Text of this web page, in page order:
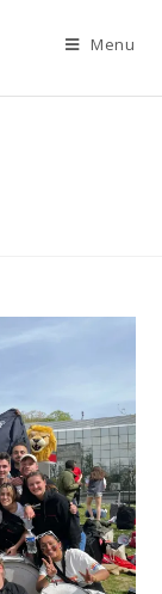
Menu